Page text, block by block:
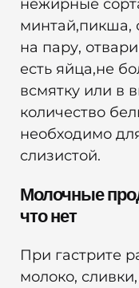
нежирные
минтай,пикша,
на пару,
есть яйца,не
всмятку или в
количество
необходимо
слизистой.
Молочные
что нет
При гастрите
молоко,